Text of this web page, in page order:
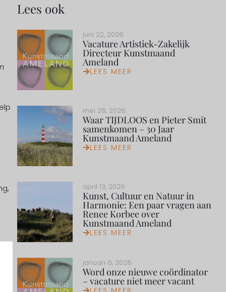
Lees ook
juni 22, 2026
Vacature Artistiek-Zakelijk
Directeur Kunstmaand
Ameland
LEES MEER
mei 28, 2026
Waar TIJDLOOS en Pieter Smit
samenkomen – 30 Jaar
Kunstmaand Ameland
LEES MEER
april 13, 2026
Kunst, Cultuur en Natuur in
Harmonie: Een paar vragen aan
Renee Korbee over
Kunstmaand Ameland
LEES MEER
januari 6, 2026
Word onze nieuwe coördinator
– vacature niet meer vacant